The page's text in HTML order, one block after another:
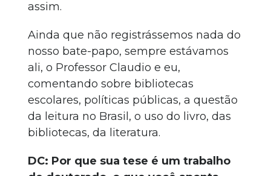
assim.
Ainda que não registrássemos nada do
nosso bate-papo, sempre estávamos
ali, o Professor Claudio e eu,
comentando sobre bibliotecas
escolares, políticas públicas, a questão
da leitura no Brasil, o uso do livro, das
bibliotecas, da literatura.
DC: Por que sua tese é um trabalho